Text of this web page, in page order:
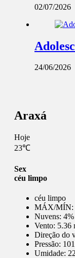
02/07/2026
24/06/2026
Araxá
Hoje
23℃
Sex
céu limpo
céu limpo
MÁX/MÍN:
Nuvens: 4%
Vento: 5.36
Direção do
Pressão:
Umidade: